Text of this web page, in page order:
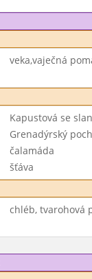
veka,vaječná
Kapustová se
Grenadýrský
čalamáda
šťáva
chléb, tvarohová